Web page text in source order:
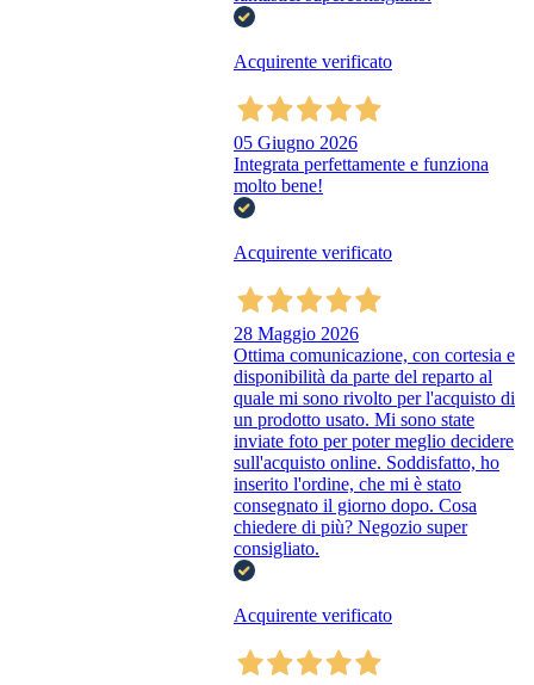
Acquirente verificato
05 Giugno 2026
Integrata perfettamente e funziona
molto bene!
Acquirente verificato
28 Maggio 2026
Ottima comunicazione, con cortesia e
disponibilità da parte del reparto al
quale mi sono rivolto per l'acquisto di
un prodotto usato. Mi sono state
inviate foto per poter meglio decidere
sull'acquisto online. Soddisfatto, ho
inserito l'ordine, che mi è stato
consegnato il giorno dopo. Cosa
chiedere di più? Negozio super
consigliato.
Acquirente verificato